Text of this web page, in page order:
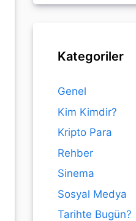
Kategoriler
Genel
Kim Kimdir?
Kripto Para
Rehber
Sinema
Sosyal Medya
Tarihte Bugün?